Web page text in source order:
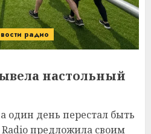
радио
настольный
один день перестал быть
предложила своим